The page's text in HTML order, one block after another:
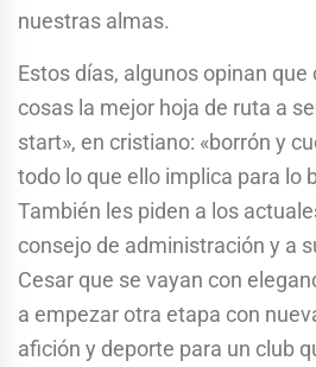
nuestras almas.
Estos días, algunos opinan
cosas la mejor hoja de ruta a
start», en cristiano: «borrón y
todo lo que ello implica para lo
También les piden a los
consejo de administración y a
Cesar que se vayan con
a empezar otra etapa con
afición y deporte para un club